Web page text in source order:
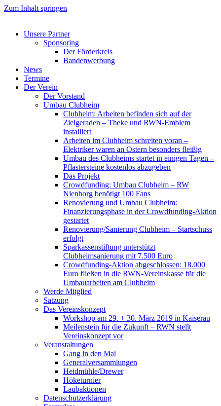
Zum Inhalt springen
Unsere Partner
Sponsoring
Der Förderkreis
Bandenwerbung
News
Termine
Der Verein
Der Vorstand
Umbau Clubheim
Clubheim: Arbeiten befinden sich auf der
Zielgeraden – Theke und RWN-Emblem
installiert
Arbeiten im Clubheim schreiten voran –
Elektriker waren an Ostern besonders fleißig
Umbau des Clubheims startet in einigen Tagen –
Pflastersteine kostenlos abzugeben
Das Projekt
Crowdfunding: Umbau Clubheim – RW
Nienborg benötigt 100 Fans
Renovierung und Umbau Clubheim:
Finanzierungsphase in der Crowdfunding-Aktion
gestartet
Renovierung/Sanierung Clubheim – Startschuss
erfolgt
Sparkassenstiftung unterstützt
Clubheimsanierung mit 7.500 Euro
Crowdfunding-Aktion abgeschlossen: 18.000
Euro fließen in die RWN-Vereinskasse für die
Umbauarbeiten am Clubheim
Werde Mitglied
Satzung
Das Vereinskonzept
Workshop am 29. + 30. März 2019 in Kaiserau
Meilenstein für die Zukunft – RWN stellt
Vereinskonzept vor
Veranstaltungen
Gang in den Mai
Generalversammlungen
Heidmühle/Drewer
Höketurnier
Laubaktionen
Datenschutzerklärung